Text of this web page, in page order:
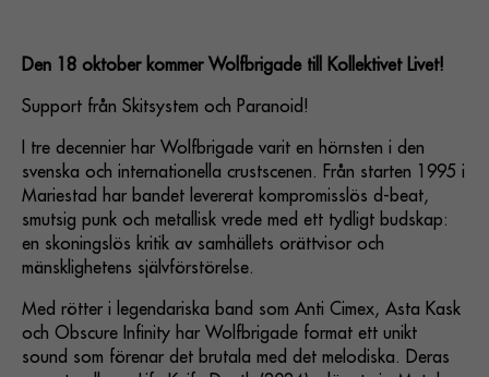
Den 18 oktober kommer Wolfbrigade till Kollektivet Livet!
Support från Skitsystem och Paranoid!
I tre decennier har Wolfbrigade varit en hörnsten i den
svenska och internationella crustscenen. Från starten 1995 i
Mariestad har bandet levererat kompromisslös d-beat,
smutsig punk och metallisk vrede med ett tydligt budskap:
en skoningslös kritik av samhällets orättvisor och
mänsklighetens självförstörelse.
Med rötter i legendariska band som Anti Cimex, Asta Kask
och Obscure Infinity har Wolfbrigade format ett unikt
sound som förenar det brutala med det melodiska. Deras